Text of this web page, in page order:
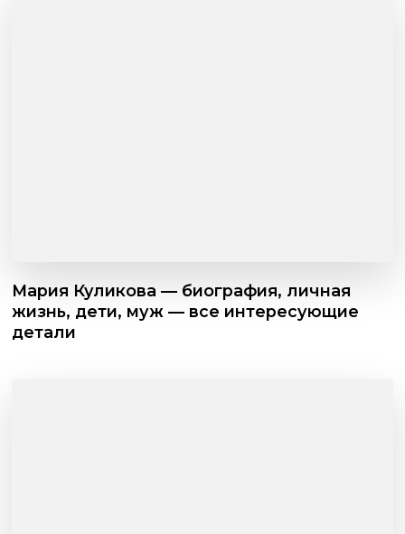
Мария Куликова — биография, личная
жизнь, дети, муж — все интересующие
детали